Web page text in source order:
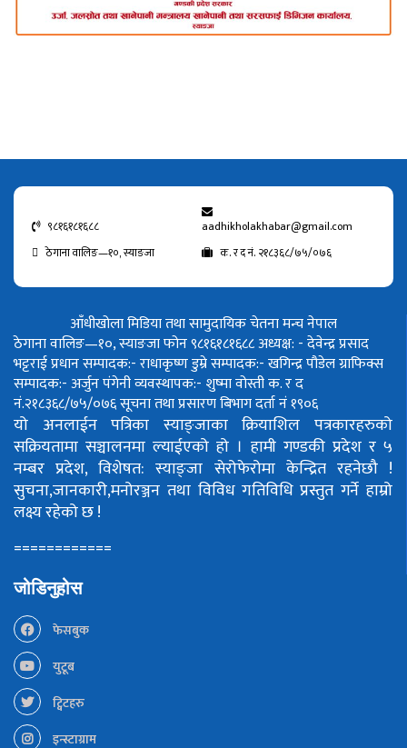
९८१६१८१६८८
aadhikholakhabar@gmail.com
ठेगाना वालिङ—१०, स्याङजा
क. र द नं. २१८३६८/७५/०७६
आँधीखोला मिडिया तथा सामुदायिक चेतना मन्च नेपाल
ठेगाना वालिङ—१०, स्याङजा फोन ९८१६१८१६८८अध्यक्ष: - देवेन्द्र प्रसाद
भट्टराईप्रधान सम्पादक:- राधाकृष्ण डुम्रेसम्पादक:- खगिन्द्र पौडेलग्राफिक्स
सम्पादक:- अर्जुन पंगेनीव्यवस्थापक:- शुष्मा वोस्तीक. र द
नं.२१८३६८/७५/०७६सूचना तथा प्रसारण बिभाग दर्ता नं १९०६
यो अनलाईन पत्रिका स्याङ्जाका क्रियाशिल पत्रकारहरुको
सक्रियतामा सञ्चालनमा ल्याईएको हो । हामी गण्डकी प्रदेश र ५
नम्बर प्रदेश, विशेषत: स्याङ्जा सेरोफेरोमा केन्द्रित रहनेछौ !
सुचना,जानकारी,मनोरञ्जन तथा विविध गतिविधि प्रस्तुत गर्ने हाम्रो
लक्ष्य रहेको छ !
============
जोडिनुहोस
फेसबुक
युटूब
ट्विटहरु
इन्स्टाग्राम